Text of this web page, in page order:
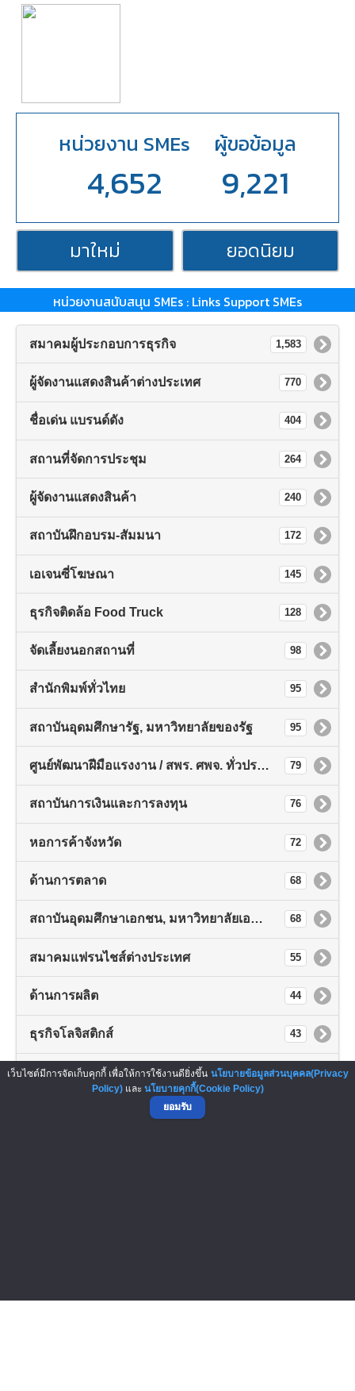
หน่วยงาน SMEs
4,652
ผู้ขอข้อมูล
9,221
มาใหม่ ยอดนิยม
หน่วยงานสนับสนุน SMEs : Links Support SMEs
สมาคมผู้ประกอบการธุรกิจ 1,583
ผู้จัดงานแสดงสินค้าต่างประเทศ 770
ชื่อเด่น แบรนด์ดัง 404
สถานที่จัดการประชุม 264
ผู้จัดงานแสดงสินค้า 240
สถาบันฝึกอบรม-สัมมนา 172
เอเจนซี่โฆษณา 145
ธุรกิจติดล้อ Food Truck 128
จัดเลี้ยงนอกสถานที่ 98
สำนักพิมพ์ทั่วไทย 95
สถาบันอุดมศึกษารัฐ, มหาวิทยาลัยของรัฐ 95
ศูนย์พัฒนาฝีมือแรงงาน / สพร. ศพจ. ทั่วประเทศ 79
สถาบันการเงินและการลงทุน 76
หอการค้าจังหวัด 72
ด้านการตลาด 68
สถาบันอุดมศึกษาเอกชน, มหาวิทยาลัยเอกชน 68
สมาคมแฟรนไชส์ต่างประเทศ 55
ด้านการผลิต 44
ธุรกิจโลจิสติกส์ 43
มูลนิธิ, องค์กรการกุศล 36
ออกแบบตกแต่ง-รับเหมา
เว็บไซต์มีการจัดเก็บคุกกี้ เพื่อให้การใช้งานดียิ่งขึ้น นโยบายข้อมูลส่วนบุคคล(Privacy
Policy)และ นโยบายคุกกี้(Cookie Policy)
ยอมรับ